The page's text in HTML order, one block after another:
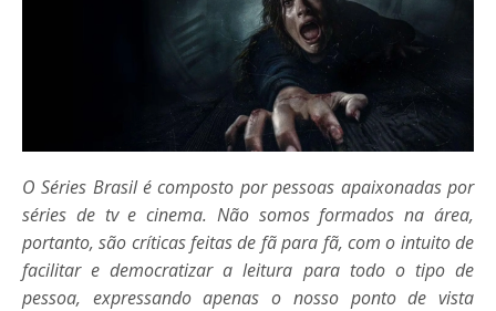
O Séries Brasil é composto por pessoas apaixonadas por
séries de tv e cinema. Não somos formados na área,
portanto, são críticas feitas de fã para fã, com o intuito de
facilitar e democratizar a leitura para todo o tipo de
pessoa, expressando apenas o nosso ponto de vista